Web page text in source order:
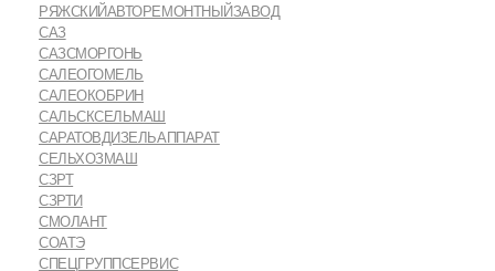
РЯЖСКИЙАВТОРЕМОНТНЫЙЗАВОД
САЗ
САЗСМОРГОНЬ
САЛЕОГОМЕЛЬ
САЛЕОКОБРИН
САЛЬСКСЕЛЬМАШ
САРАТОВДИЗЕЛЬАППАРАТ
СЕЛЬХОЗМАШ
СЗРТ
СЗРТИ
СМОЛАНТ
СОАТЭ
СПЕЦГРУППСЕРВИС